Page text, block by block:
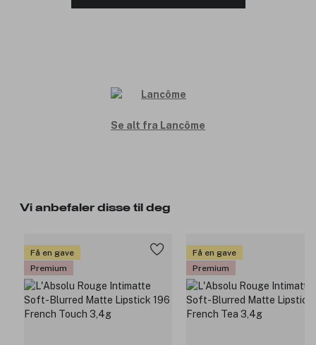
Se alt fra Lancôme
Vi anbefaler disse til deg
Få en gave
Premium
Få en gave
Premium